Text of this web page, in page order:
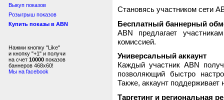
Выкуп показов
Розыгрыш показов
Купить показы в ABN
Нажми кнопку "Like"
и кнопку "+1" и получи
на счет 10000 показов
баннеров 468x60!
Мы на facebook
Становясь участником сети
Бесплатный баннерный
ABN предлагает
комиссией.
Универсальный аккаунт
Каждый участник ABN
позволяющий быстро
Также, аккаунт поддерживает
Таргетинг и региональная